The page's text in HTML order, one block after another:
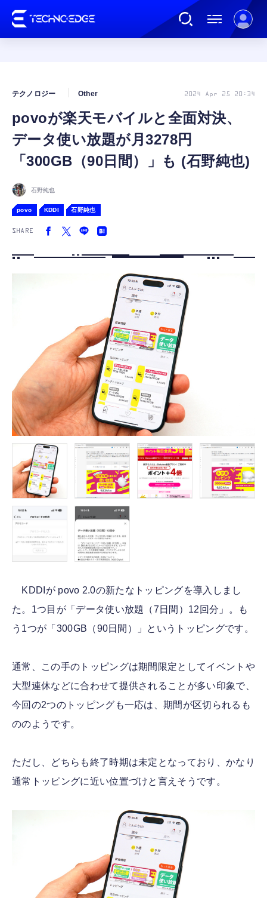
AI
ガジェット
カルチャー
FOLLOW US
povoが楽天モバイルと全面対決、
データ使い放題が月3278円
「300GB（90日間）」も (石野純也)
テクノロジー Other 2024 Apr 25 20:34
石野純也
povo KDDI 石野純也
SHARE
KDDIが povo 2.0の新たなトッピングを導入しまし
た。1つ目が「データ使い放題（7日間）12回分」。も
う1つが「300GB（90日間）」というトッピングです。
通常、この手のトッピングは期間限定としてイベントや
大型連休などに合わせて提供されることが多い印象で、
今回の2つのトッピングも一応は、期間が区切られるも
ののようです。
ただし、どちらも終了時期は未定となっており、かなり
通常トッピングに近い位置づけと言えそうです。